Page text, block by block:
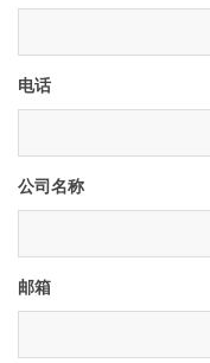
电话
公司名称
邮箱